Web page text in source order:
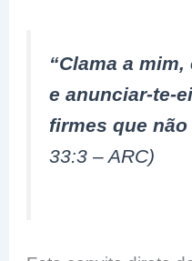
“Clama a
e anunciar-te-
firmes que não
33:3 – ARC)